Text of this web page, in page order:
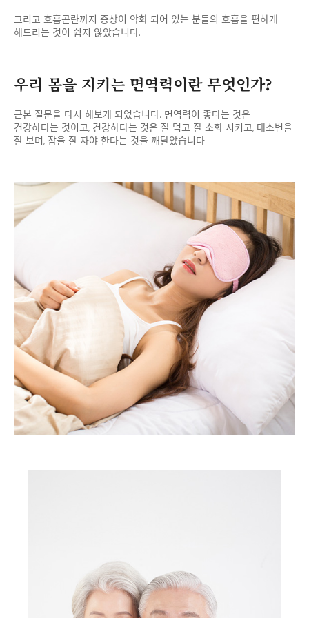
그리고 호흡곤란까지 증상이 악화 되어 있는 분들의 호흡을 편하게
해드리는 것이 쉽지 않았습니다.
우리 몸을 지키는 면역력이란 무엇인가?
근본 질문을 다시 해보게 되었습니다. 면역력이 좋다는 것은
건강하다는 것이고, 건강하다는 것은 잘 먹고 잘 소화 시키고, 대소변을
잘 보며, 잠을 잘 자야 한다는 것을 깨달았습니다.